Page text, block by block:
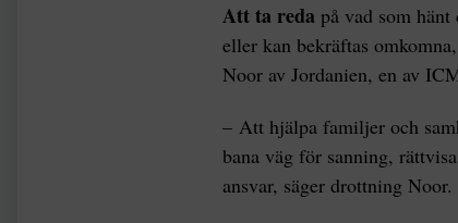
Att ta reda på vad som
eller kan bekräftas
Noor av Jordanien, en av
– Att hjälpa familjer och
bana väg för sanning,
ansvar, säger drottning Noor.